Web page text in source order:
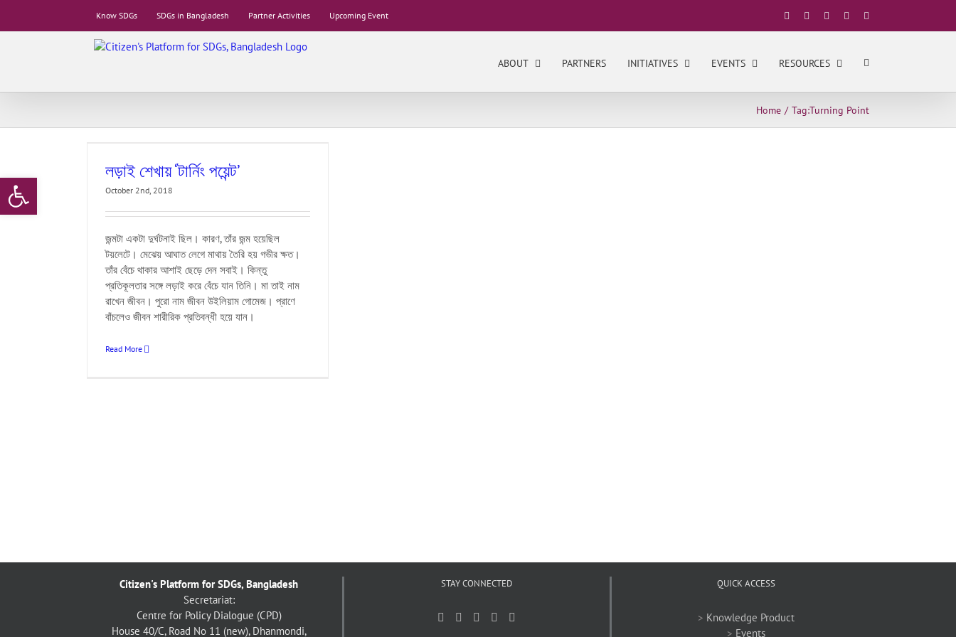
Open toolbar
Know SDGs SDGs in Bangladesh Partner Activities Upcoming Event Facebook YouTubeLinkedIn
ABOUT PARTNERS INITIATIVES EVENTS RESOURCES
Home Tag:Turning Point
লড়াই শেখায় ‘টার্নিং পয়েন্ট’
October 2nd, 2018
জন্মটা একটা দুর্ঘটনাই ছিল। কারণ, তাঁর জন্ম হয়েছিল
টয়লেটে। মেঝেয় আঘাত লেগে মাথায় তৈরি হয় গভীর ক্ষত।
তাঁর বেঁচে থাকার আশাই ছেড়ে দেন সবাই। কিন্তু
প্রতিকূলতার সঙ্গে লড়াই করে বেঁচে যান তিনি। মা তাই নাম
রাখেন জীবন। পুরো নাম জীবন উইলিয়াম গোমেজ। প্রাণে
বাঁচলেও জীবন শারীরিক প্রতিবন্ধী হয়ে যান।
Read More
Citizen's Platform for SDGs, Bangladesh
Secretariat:
Centre for Policy Dialogue (CPD)
House 40/C, Road No 11 (new), Dhanmondi,
STAY CONNECTED QUICK ACCESS
> Knowledge Product
> Events